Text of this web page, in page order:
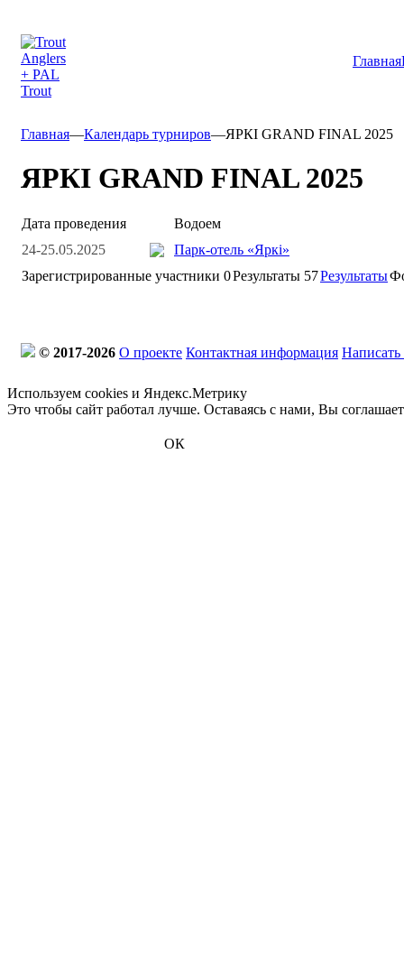
Главная
Главная—Календарь турниров—ЯРКI GRAND FINAL 2025
ЯРКI GRAND FINAL 2025
Дата проведения
Водоем
24-25.05.2025
Парк-отель «Яркi»
Зарегистрированные участники 0Результаты 57Результаты
© 2017-2026 О проекте Контактная информация
Используем cookies и Яндекс.Метрику
Это чтобы сайт работал лучше. Оставаясь с нами, Вы
ОК